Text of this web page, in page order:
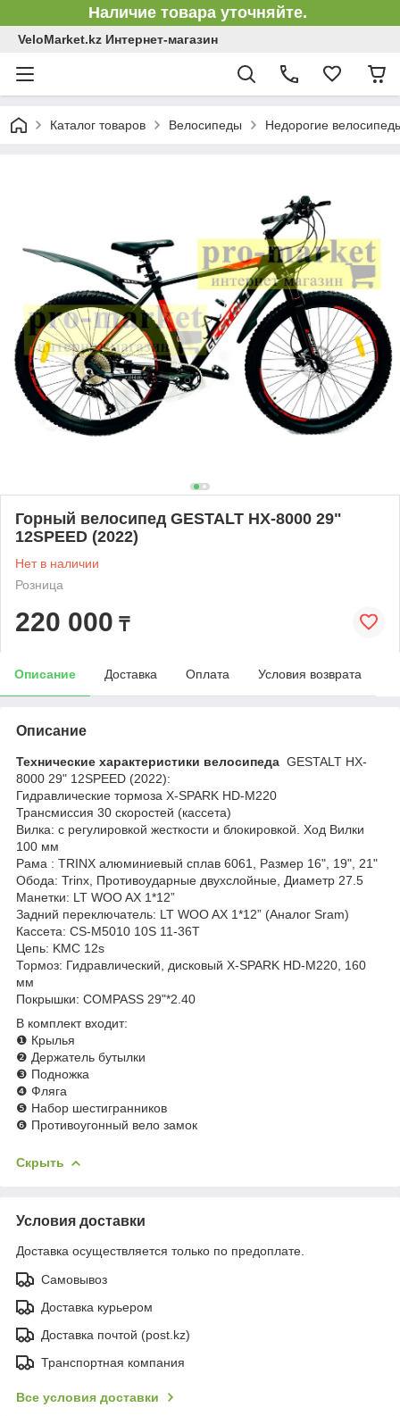
Наличие товара уточняйте.
VeloMarket.kz Интернет-магазин
Каталог товаров Велосипеды Недорогие
Горный велосипед GESTALT HX-8000 29"
12SPEED (2022)
Нет в наличии
Розница
220 000 ₸
Описание Доставка Оплата Условия возврата
Описание
Технические характеристики велосипеда GESTALT HX-
8000 29" 12SPEED (2022):
Гидравлические тормоза X-SPARK HD-M220
Трансмиссия 30 скоростей (кассета)
Вилка: с регулировкой жесткости и блокировкой. Ход Вилки
100 мм
Рама : TRINX алюминиевый сплав 6061, Размер 16", 19", 21"
Обода: Trinx, Противоударные двухслойные, Диаметр 27.5
Манетки: LT WOO AX 1*12”
Задний переключатель: LT WOO AX 1*12” (Аналог Sram)
Кассета: CS-M5010 10S 11-36T
Цепь: KMC 12s
Тормоз: Гидравлический, дисковый X-SPARK HD-M220, 160
мм
Покрышки: COMPASS 29"*2.40
В комплект входит:
❶ Крылья
❷ Держатель бутылки
❸ Подножка
❹ Фляга
❺ Набор шестигранников
❻ Противоугонный вело замок
Скрыть
Условия доставки
Доставка осуществляется только по предоплате.
Самовывоз
Доставка курьером
Доставка почтой (post.kz)
Транспортная компания
Все условия доставки